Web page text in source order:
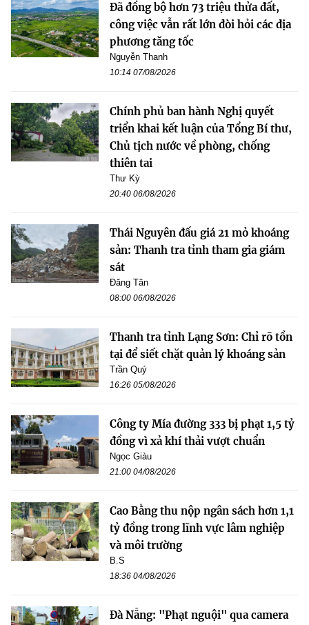
Đã đồng bộ hơn 73 triệu thửa đất,
công việc vẫn rất lớn đòi hỏi các địa
phương tăng tốc
Nguyễn Thanh
10:14 07/08/2026
Chính phủ ban hành Nghị quyết
triển khai kết luận của Tổng Bí thư,
Chủ tịch nước về phòng, chống
thiên tai
Thư Kỳ
20:40 06/08/2026
Thái Nguyên đấu giá 21 mỏ khoáng
sản: Thanh tra tỉnh tham gia giám
sát
Đăng Tân
08:00 06/08/2026
Thanh tra tỉnh Lạng Sơn: Chỉ rõ tồn
tại để siết chặt quản lý khoáng sản
Trần Quý
16:26 05/08/2026
Công ty Mía đường 333 bị phạt 1,5 tỷ
đồng vì xả khí thải vượt chuẩn
Ngọc Giàu
21:00 04/08/2026
Cao Bằng thu nộp ngân sách hơn 1,1
tỷ đồng trong lĩnh vực lâm nghiệp
và môi trường
B.S
18:36 04/08/2026
Đà Nẵng: "Phạt nguội" qua camera